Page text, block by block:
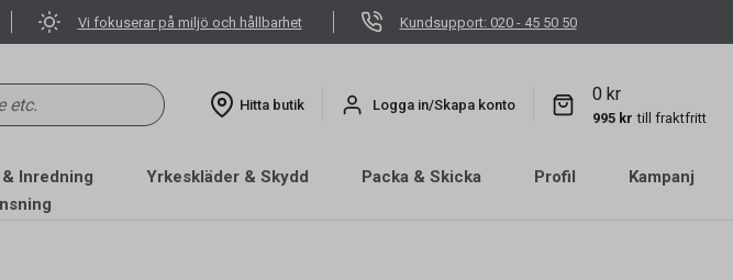
Vi fokuserar på miljö och hållbarhet Kundsupport: 020 - 45 50 50
Hitta butik Logga in/Skapa konto
0 kr
995 kr till fraktfritt
Inredning Yrkeskläder & Skydd Packa & Skicka Profil
Kampanj